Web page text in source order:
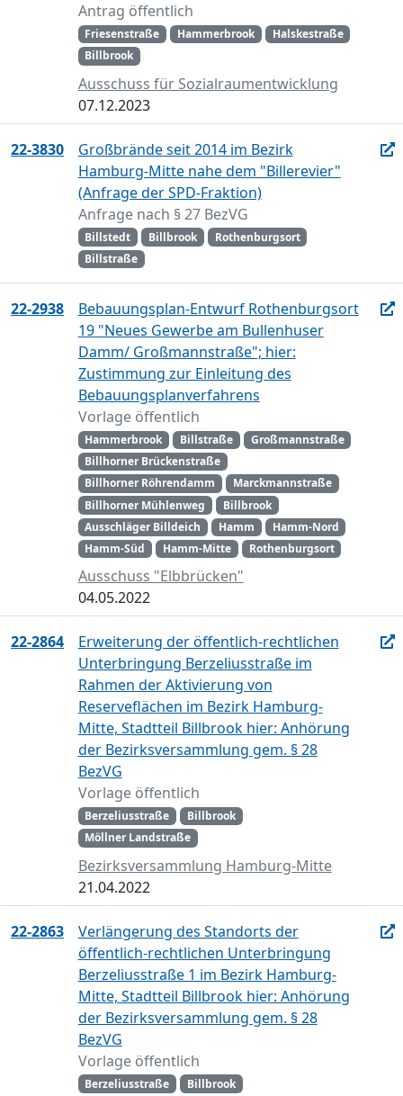
Antrag öffentlich
Friesenstraße Hammerbrook
Halskestraße
Billbrook
Ausschuss für Sozialraumentwicklung
07.12.2023
22-3830
Großbrände seit 2014 im Bezirk
Hamburg-Mitte nahe dem "Billerevier"
(Anfrage der SPD-Fraktion)
Anfrage nach § 27 BezVG
Billstedt Billbrook
Rothenburgsort
Billstraße
22-2938
Bebauungsplan-Entwurf Rothenburgsort
19 "Neues Gewerbe am Bullenhuser
Damm/ Großmannstraße"; hier:
Zustimmung zur Einleitung des
Bebauungsplanverfahrens
Vorlage öffentlich
Hammerbrook Billstraße
Großmannstraße
Billhorner Brückenstraße
Billhorner Röhrendamm
Marckmannstraße
Billhorner Mühlenweg
Billbrook
Ausschläger Billdeich
Hamm
Hamm-Nord
Hamm-Süd
Hamm-Mitte Rothenburgsort
Ausschuss "Elbbrücken"
04.05.2022
22-2864
Erweiterung der öffentlich-rechtlichen
Unterbringung Berzeliusstraße im
Rahmen der Aktivierung von
Reserveflächen im Bezirk Hamburg-
Mitte, Stadtteil Billbrook hier: Anhörung
der Bezirksversammlung gem. § 28
BezVG
Vorlage öffentlich
Berzeliusstraße
Billbrook
Möllner Landstraße
Bezirksversammlung Hamburg-Mitte
21.04.2022
22-2863
Verlängerung des Standorts der
öffentlich-rechtlichen Unterbringung
Berzeliusstraße 1 im Bezirk Hamburg-
Mitte, Stadtteil Billbrook hier: Anhörung
der Bezirksversammlung gem. § 28
BezVG
Vorlage öffentlich
Berzeliusstraße
Billbrook